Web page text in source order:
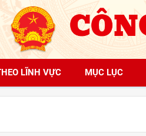
LĨNH VỰC MỤC LỤC